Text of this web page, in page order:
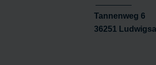
Tannenweg 6
36251